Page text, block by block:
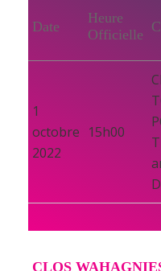
Date
Heure
Officielle
1
octobre
2022
15h00
CLOS